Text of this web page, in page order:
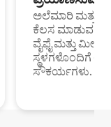
ಅಲೆಮಾರಿ ಮತ್ತು
ಕೆಲಸ ಮಾಡುವ
ವೈಫೈ ಮತ್ತು
ಸ್ಥಳಗಳೊಂದಿಗೆ
ಸೌಕರ್ಯಗಳು.